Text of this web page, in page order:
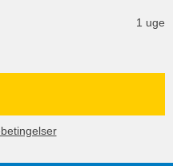
1 uge